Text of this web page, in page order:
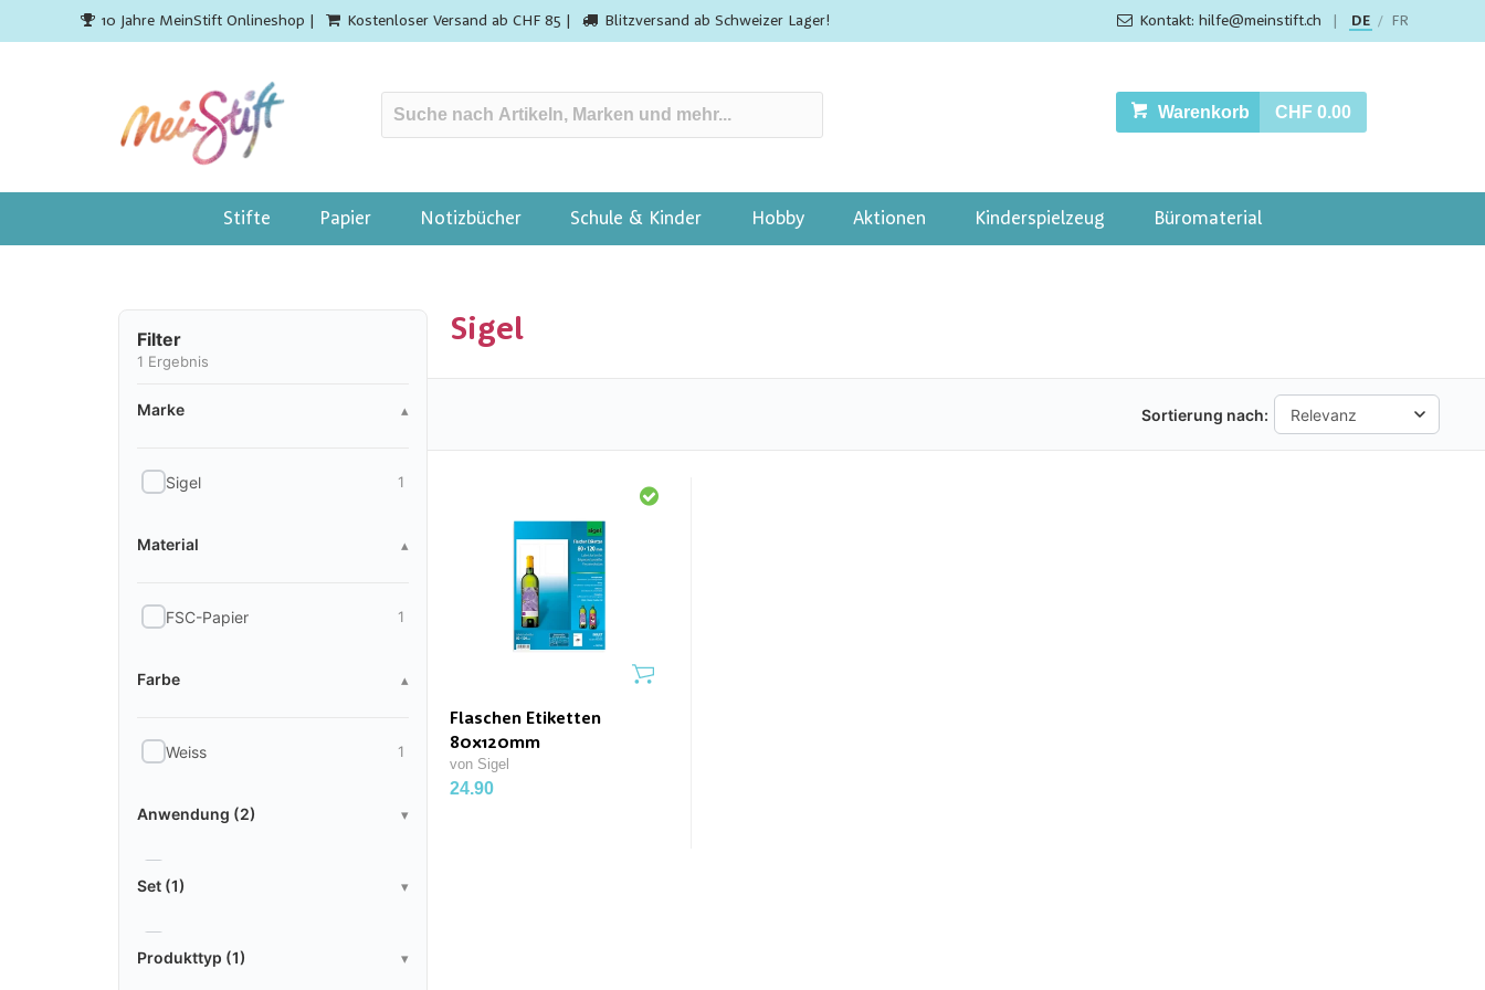
10 Jahre MeinStift Onlineshop | Kostenloser Versand ab CHF 85 | Blitzversand ab Schweizer Lager! Kontakt: hilfe@meinstift.ch DE / FR
Warenkorb CHF 0.00
Stifte Papier Notizbücher Schule & Kinder Hobby Aktionen Kinderspielzeug Büromaterial
Filter
1 Ergebnis
Marke
▴
Sigel 1
Material
▴
FSC-Papier 1
Farbe
▴
Weiss 1
Anwendung (2)
▾
Set (1)
▾
Produkttyp (1)
▾
Sigel
Sortierung nach:
Flaschen Etiketten
80x120mm
von Sigel
24.90